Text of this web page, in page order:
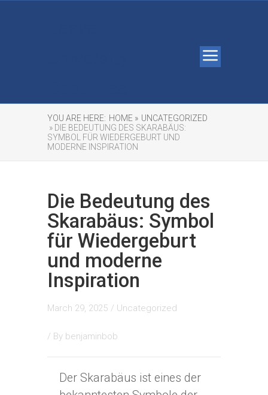
YOU ARE HERE: HOME » UNCATEGORIZED
» DIE BEDEUTUNG DES SKARABÄUS:
SYMBOL FÜR WIEDERGEBURT UND
MODERNE INSPIRATION
Die Bedeutung des
Skarabäus: Symbol
für Wiedergeburt
und moderne
Inspiration
March 29, 2025 / Uncategorized
/ By benjaminbob
Der Skarabäus ist eines der